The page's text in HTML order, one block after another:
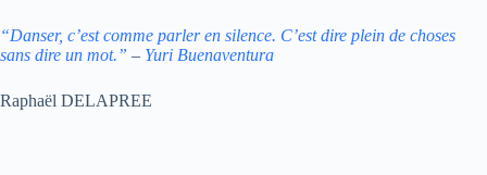
“Danser, c’est comme parler en silence. C’est dire plein de choses
sans dire un mot.” – Yuri Buenaventura
Raphaël DELAPREE